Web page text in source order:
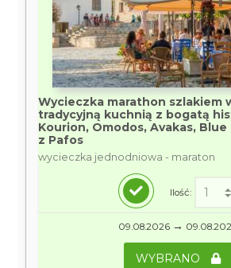
Wycieczka marathon szlakiem
tradycyjną kuchnią z bogatą
Kourion, Omodos, Avakas,
z Pafos
wycieczka jednodniowa - maraton
Ilość:
09.08.2026 →
WYBRANO